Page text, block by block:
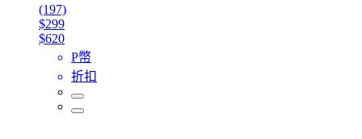
(197)
$299
$620
P幣
折扣